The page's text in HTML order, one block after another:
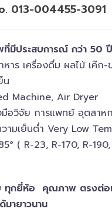
013-004455-3091
ที่มีประสบการณ์ กว่า 50
หาร เครื่องดื่ม ผลไม้ เค๊ก-
น
Machine, Air Dryer
มือวิจัย การแพทย์​ อุตสาห
วามเย็นต่ำ Very Low
( R-23, R-170, R-
ทุกยี่ห้อ คุณภาพ ตรงต่อ
มายาวนาน